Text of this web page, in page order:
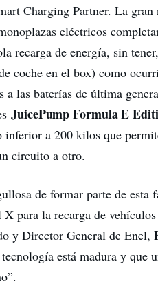
Charging Partner. La gran
eléctricos
recarga de energía, sin
coche en el box) como
a las baterías de última
JuicePump Formula E
inferior a 200 kilos que
circuito a otro.
de formar parte de
X para la recarga de
y Director General de Enel,
está madura y que